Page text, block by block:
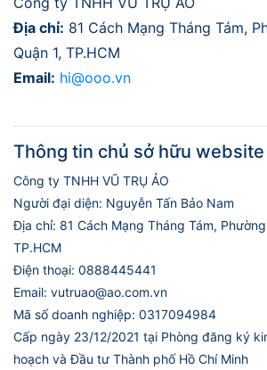
Địa chỉ: 81 Cách Mạng Tháng Tám,
Quận 1, TP.HCM
Email: hi@ooo.vn
Thông tin chủ sở hữu website
Công ty TNHH VŨ TRỤ ẢO
Người đại diện: Nguyễn Tấn Bảo Nam
Địa chỉ: 81 Cách Mạng Tháng Tám,
TP.HCM
Điện thoại: 0888445441
Email: vutruao@ao.com.vn
Mã số doanh nghiệp: 0317094984
Cấp ngày 23/12/2021 tại Phòng đăng ký
hoạch và Đầu tư Thành phố Hồ Chí Minh